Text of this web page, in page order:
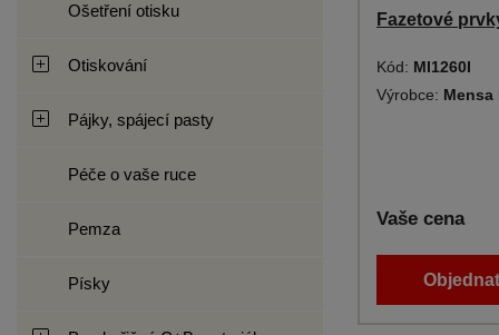
Ošetření otisku
Otiskování
Pájky, spájecí pasty
Péče o vaše ruce
Pemza
Písky
Fazetové
Kód: MI1260I
Výrobce:
Vaše cena